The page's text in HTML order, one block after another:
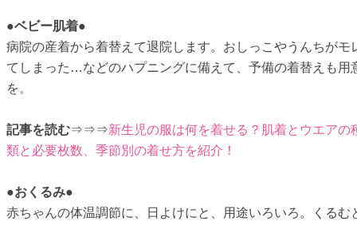
●ベビー肌着●
病院の産着から着替えて退院します。おしっこやうんちがモ
てしまった…などのハプニングに備えて、予備の着替えも用
を。
記事を読む⇒⇒⇒新生児の服は何を着せる？肌着とウエアの
類と必要枚数、季節別の着せ方を紹介！
●おくるみ●
赤ちゃんの体温調節に、日よけにと、用途いろいろ。くるむ